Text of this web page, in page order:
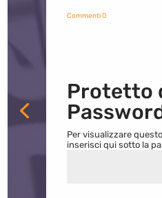
Commenti 0
Protetto
Per visualizzare
inserisci qui sotto la